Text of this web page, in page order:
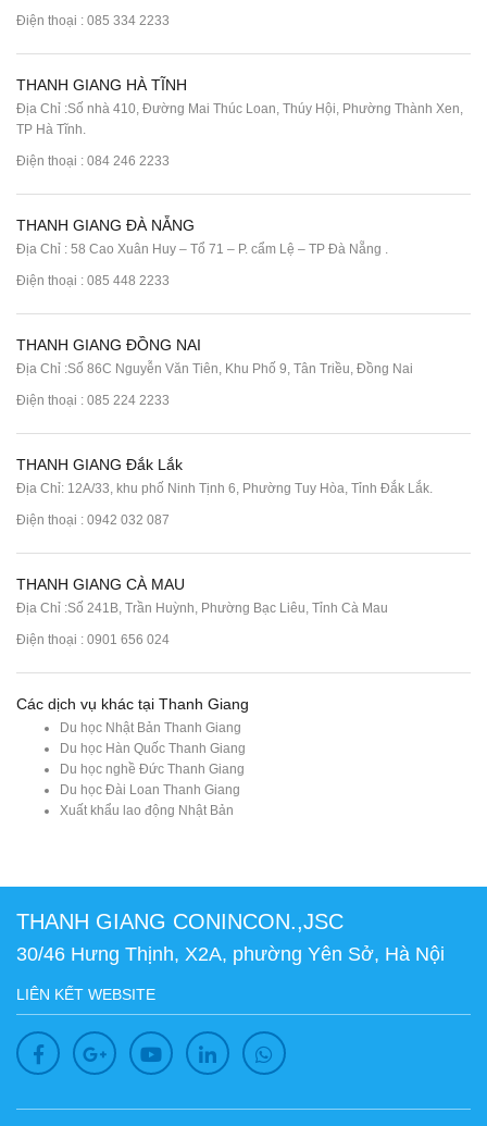
Điện thoại : 085 334 2233
THANH GIANG HÀ TĨNH
Địa Chỉ :Số nhà 410, Đường Mai Thúc Loan, Thúy Hội, Phường Thành Xen,
TP Hà Tĩnh.
Điện thoại : 084 246 2233
THANH GIANG ĐÀ NẴNG
Địa Chỉ : 58 Cao Xuân Huy – Tổ 71 – P. cẩm Lệ – TP Đà Nẵng .
Điện thoại : 085 448 2233
THANH GIANG ĐỒNG NAI
Địa Chỉ :Số 86C Nguyễn Văn Tiên, Khu Phố 9, Tân Triều, Đồng Nai
Điện thoại : 085 224 2233
THANH GIANG Đắk Lắk
Địa Chỉ: 12A/33, khu phố Ninh Tịnh 6, Phường Tuy Hòa, Tỉnh Đắk Lắk.
Điện thoại : 0942 032 087
THANH GIANG CÀ MAU
Địa Chỉ :Số 241B, Trần Huỳnh, Phường Bạc Liêu, Tỉnh Cà Mau
Điện thoại : 0901 656 024
Các dịch vụ khác tại Thanh Giang
Du học Nhật Bản Thanh Giang
Du học Hàn Quốc Thanh Giang
Du học nghề Đức Thanh Giang
Du học Đài Loan Thanh Giang
Xuất khẩu lao động Nhật Bản
THANH GIANG CONINCON.,JSC
30/46 Hưng Thịnh, X2A, phường Yên Sở, Hà Nội
LIÊN KẾT WEBSITE